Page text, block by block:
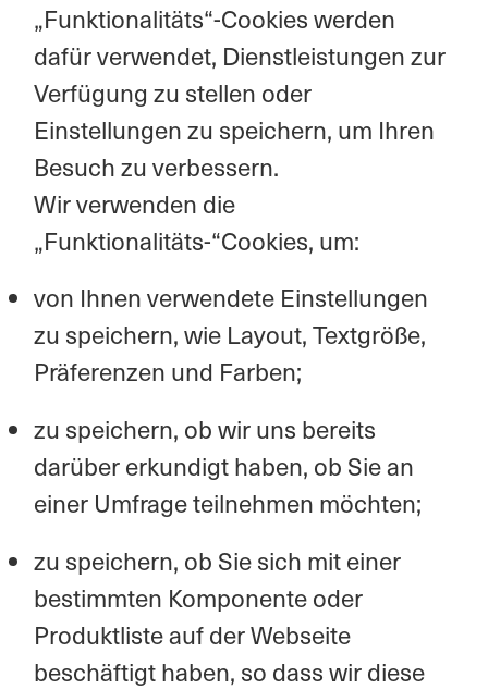
„Funktionalitäts“-Cookies werden
dafür verwendet, Dienstleistungen zur
Verfügung zu stellen oder
Einstellungen zu speichern, um Ihren
Besuch zu verbessern.
Wir verwenden die
„Funktionalitäts-“Cookies, um:
von Ihnen verwendete Einstellungen
zu speichern, wie Layout, Textgröße,
Präferenzen und Farben;
zu speichern, ob wir uns bereits
darüber erkundigt haben, ob Sie an
einer Umfrage teilnehmen möchten;
zu speichern, ob Sie sich mit einer
bestimmten Komponente oder
Produktliste auf der Webseite
beschäftigt haben, so dass wir diese